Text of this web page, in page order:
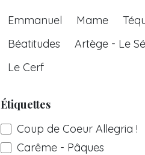
Emmanuel Mame
Béatitudes
Artège - Le
Le Cerf
Étiquettes
Coup de Coeur Allegria !
Carême - Pâques